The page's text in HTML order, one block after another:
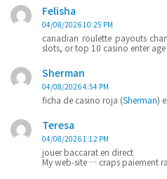
Felisha
04/08/2026 10:25 PM
canadian roulette payouts
slots, or top 10 casino enter
Sherman
04/08/2026 4:54 PM
ficha de casino roja (Sherman)
Teresa
04/08/2026 1:12 PM
jouer baccarat en direct
My web-site … craps paiement